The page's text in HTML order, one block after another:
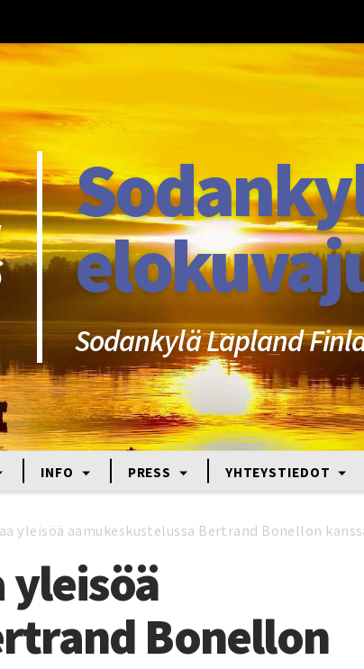
Sodankylä Lapland
INFO PRESS YHTEYSTIEDOT
yleisöä aamukeskustelussa Bertrand Bonellon
yleisöä
Bonellon